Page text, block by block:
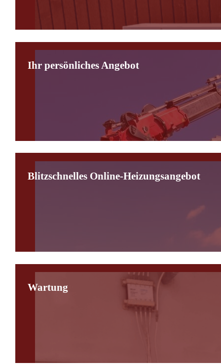
Ihr persönliches Angebot
Blitzschnelles Online-Heizungsangebot
Wartung